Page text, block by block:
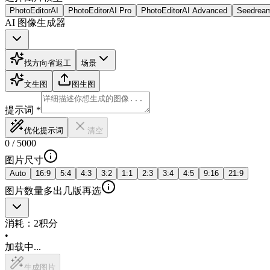
PhotoEditorAI PhotoEditorAI Pro PhotoEditorAI Advanced
AI 图像生成器
找方向省返工 场景
文生图 图生图
提示词 *
优化提示词 清空
0 / 5000
图片尺寸
Auto 16:9 5:4 4:3 3:2 1:1 2:3 3:4 4:5 9:16 21:9
图片数量多出几版再选
消耗： 2积分
•
加载中...
生成图片